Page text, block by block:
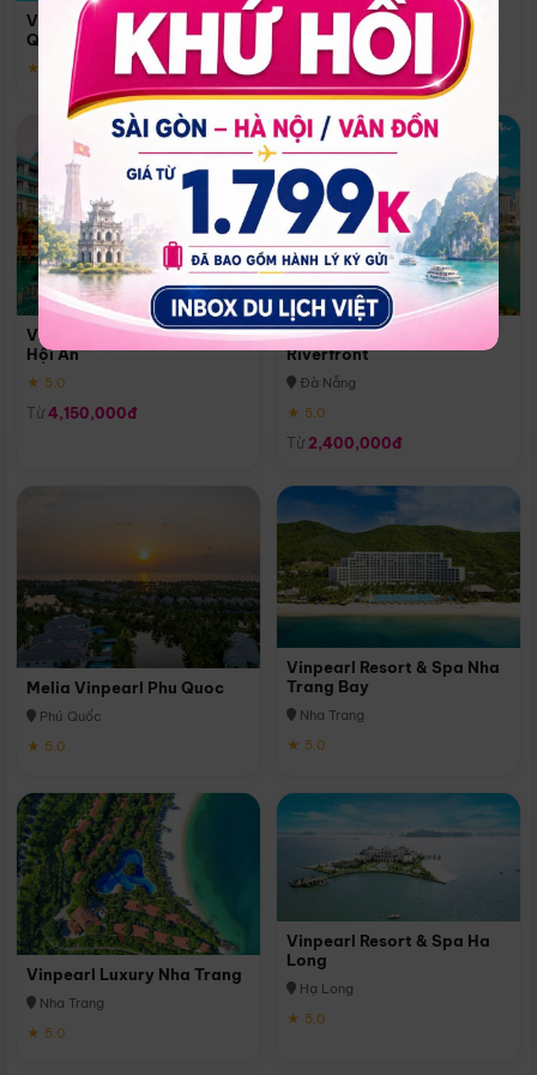
Vinpearl Resort & Spa Phu
Quoc
★ 5.0
Quoc
Phú Quốc
★ 5.0
Vinpearl Resort & Golf Nam
Hội An
★ 5.0
Từ 4,150,000đ
Melia Vinpearl Danang
Riverfront
Đà Nẵng
★ 5.0
Từ 2,400,000đ
Melia Vinpearl Phu Quoc
Phú Quốc
★ 5.0
Vinpearl Resort & Spa Nha
Trang Bay
Nha Trang
★ 5.0
Vinpearl Luxury Nha Trang
Nha Trang
★ 5.0
Vinpearl Resort & Spa Ha
Long
Hạ Long
★ 5.0